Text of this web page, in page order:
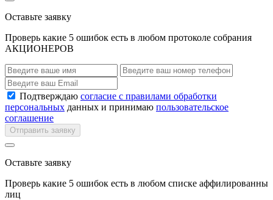
Оставьте заявку
Проверь какие 5 ошибок есть в любом протоколе собрания
АКЦИОНЕРОВ
Подтверждаю согласие с правилами обработки
персональных данных и принимаю пользовательское
соглашение
Отправить заявку
Оставьте заявку
Проверь какие 5 ошибок есть в любом списке аффилированны
лиц